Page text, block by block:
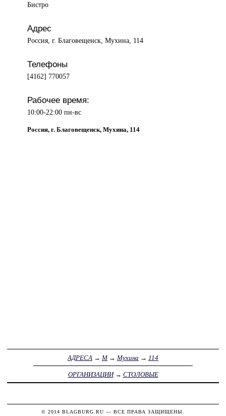
Бистро
Адрес
Россия, г. Благовещенск, Мухина, 114
Телефоны
[4162] 770057
Рабочее время:
10:00-22:00 пн-вс
Россия, г. Благовещенск, Мухина, 114
АДРЕСА → М→ Мухина → 114
ОРГАНИЗАЦИИ→ СТОЛОВЫЕ
© 2014 BLAGBURG.RU — ВСЕ ПРАВА ЗАЩИЩЕНЫ.